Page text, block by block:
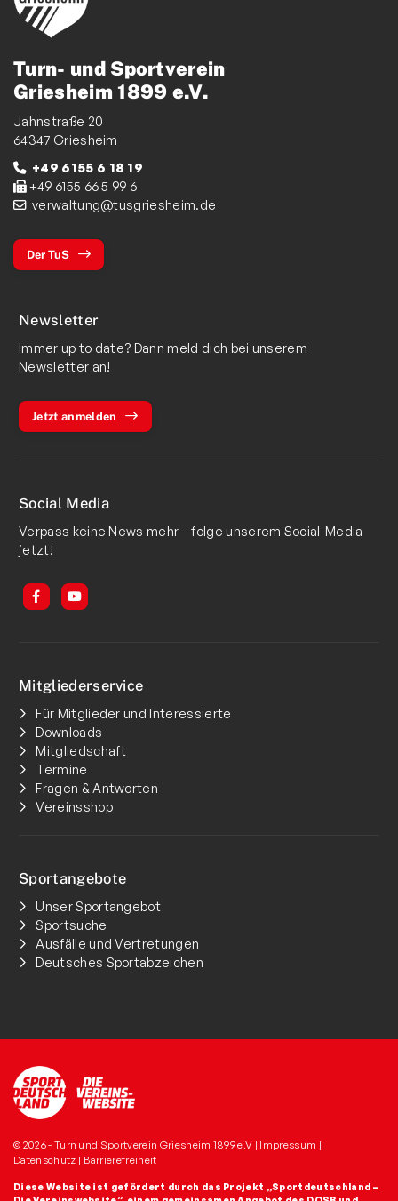
Turn- und Sportverein
Griesheim 1899 e.V.
Jahnstraße 20
64347 Griesheim
+49 6155 6 18 19
+49 6155 66 5 99 6
verwaltung@tusgriesheim.de
Der TuS
Newsletter
Immer up to date? Dann meld dich bei unserem
Newsletter an!
Jetzt anmelden
Social Media
Verpass keine News mehr – folge unserem Social-Media
jetzt!
Mitgliederservice
Für Mitglieder und Interessierte
Downloads
Mitgliedschaft
Termine
Fragen & Antworten
Vereinsshop
Sportangebote
Unser Sportangebot
Sportsuche
Ausfälle und Vertretungen
Deutsches Sportabzeichen
© 2026 - Turn und Sportverein Griesheim 1899 e.V | Impressum |
Datenschutz | Barrierefreiheit
Diese Website ist gefördert durch das Projekt „Sportdeutschland –